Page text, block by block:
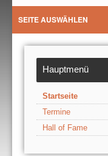
Hauptmenü
Startseite
Termine
Hall of Fame